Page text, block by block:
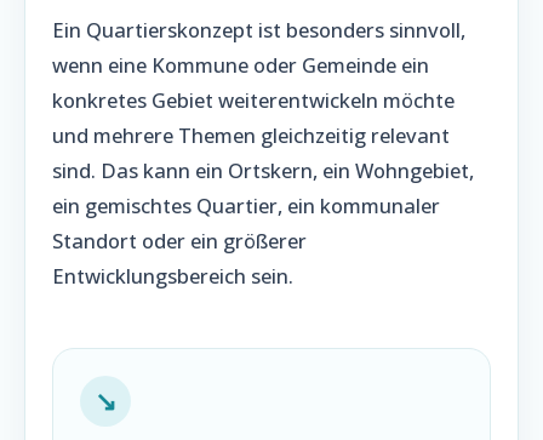
Ein Quartierskonzept ist besonders sinnvoll,
wenn eine Kommune oder Gemeinde ein
konkretes Gebiet weiterentwickeln möchte
und mehrere Themen gleichzeitig relevant
sind. Das kann ein Ortskern, ein Wohngebiet,
ein gemischtes Quartier, ein kommunaler
Standort oder ein größerer
Entwicklungsbereich sein.
↘